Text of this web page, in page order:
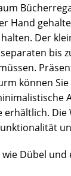
Hand
Der
können
Dübel